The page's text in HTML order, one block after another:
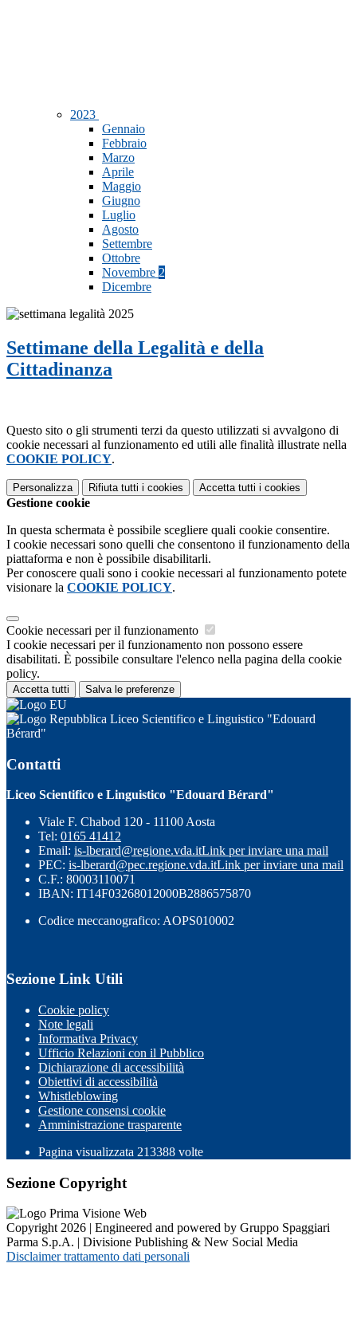
2023
Gennaio
Febbraio
Marzo
Aprile
Maggio
Giugno
Luglio
Agosto
Settembre
Ottobre
Novembre 2
Dicembre
Settimane della Legalità e della
Cittadinanza
Questo sito o gli strumenti terzi da questo utilizzati si avvalgono di
cookie necessari al funzionamento ed utili alle finalità illustrate nella
COOKIE POLICY.
Personalizza Rifiuta tutti i cookies Accetta tutti i cookies
Gestione cookie
In questa schermata è possibile scegliere quali cookie consentire.
I cookie necessari sono quelli che consentono il funzionamento della
piattaforma e non è possibile disabilitarli.
Per conoscere quali sono i cookie necessari al funzionamento potete
visionare la COOKIE POLICY.
Cookie necessari per il funzionamento
I cookie necessari per il funzionamento non possono essere
disabilitati. È possibile consultare l'elenco nella pagina della cookie
policy.
Accetta tutti Salva le preferenze
Liceo Scientifico e Linguistico "Edouard
Bérard"
Contatti
Liceo Scientifico e Linguistico "Edouard Bérard"
Viale F. Chabod 120 - 11100 Aosta
Tel: 0165 41412
Email: is-lberard@regione.vda.itLink per inviare una mail
PEC: is-lberard@pec.regione.vda.itLink per inviare una mail
C.F.: 80003110071
IBAN: IT14F03268012000B2886575870
Codice meccanografico: AOPS010002
Sezione Link Utili
Cookie policy
Note legali
Informativa Privacy
Ufficio Relazioni con il Pubblico
Dichiarazione di accessibilità
Obiettivi di accessibilità
Whistleblowing
Gestione consensi cookie
Amministrazione trasparente
Pagina visualizzata 213388 volte
Sezione Copyright
Copyright 2026 | Engineered and powered by Gruppo Spaggiari
Parma S.p.A. | Divisione Publishing & New Social Media
Disclaimer trattamento dati personali